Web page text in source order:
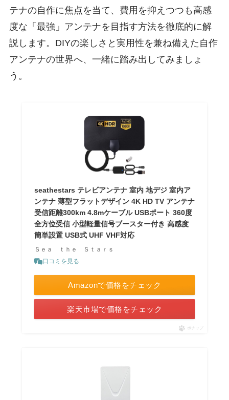
テナの自作に焦点を当て、費用を抑えつつも高感
度な「最強」アンテナを目指す方法を徹底的に解
説します。DIYの楽しさと実用性を兼ね備えた自作
アンテナの世界へ、一緒に踏み出してみましょ
う。
seathestars テレビアンテナ 室内 地デジ 室内ア
ンテナ 薄型フラットデザイン 4K HD TV アンテナ
受信距離300km 4.8mケーブル USBポート 360度
全方位受信 小型軽量信号ブースター付き 高感度
簡単設置 USB式 UHF VHF対応
Ｓｅａ ｔｈｅ Ｓｔａｒｓ
口コミを見る
Amazonで価格をチェック
楽天市場で価格をチェック
ポチップ